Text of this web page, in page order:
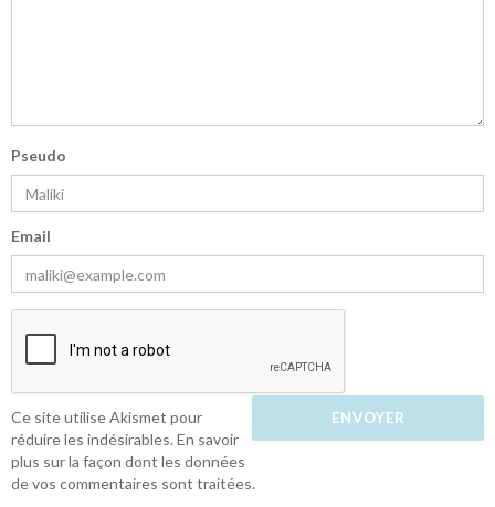
Pseudo
Email
Ce site utilise Akismet pour
réduire les indésirables.En savoir
plus sur la façon dont les données
de vos commentaires sont traitées.